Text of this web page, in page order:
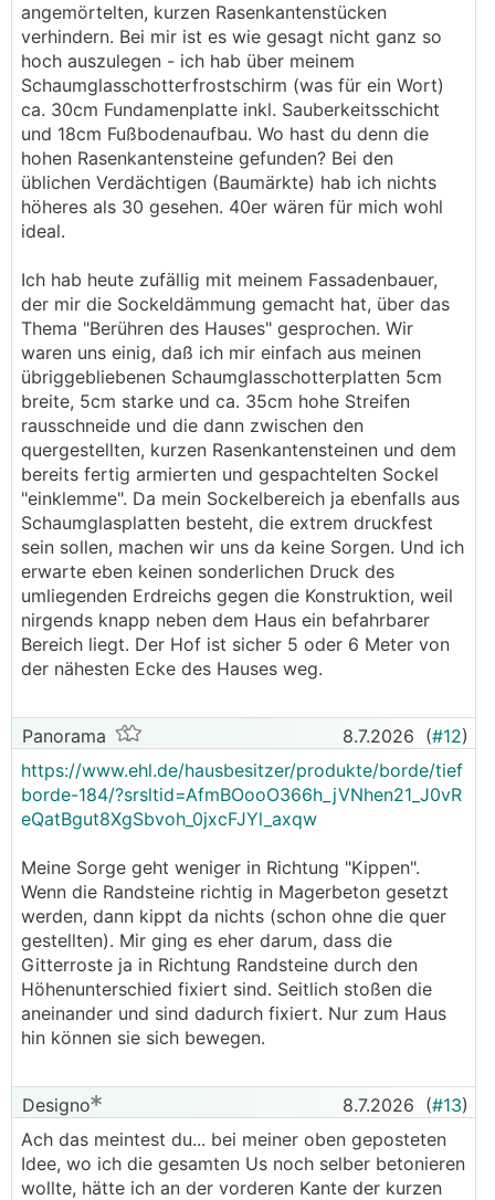
angemörtelten, kurzen Rasenkantenstücken
verhindern. Bei mir ist es wie gesagt nicht ganz so
hoch auszulegen - ich hab über meinem
Schaumglasschotterfrostschirm (was für ein Wort)
ca. 30cm Fundamenplatte inkl. Sauberkeitsschicht
und 18cm Fußbodenaufbau. Wo hast du denn die
hohen Rasenkantensteine gefunden? Bei den
üblichen Verdächtigen (Baumärkte) hab ich nichts
höheres als 30 gesehen. 40er wären für mich wohl
ideal.
Ich hab heute zufällig mit meinem Fassadenbauer,
der mir die Sockeldämmung gemacht hat, über das
Thema "Berühren des Hauses" gesprochen. Wir
waren uns einig, daß ich mir einfach aus meinen
übriggebliebenen Schaumglasschotterplatten 5cm
breite, 5cm starke und ca. 35cm hohe Streifen
rausschneide und die dann zwischen den
quergestellten, kurzen Rasenkantensteinen und dem
bereits fertig armierten und gespachtelten Sockel
"einklemme". Da mein Sockelbereich ja ebenfalls aus
Schaumglasplatten besteht, die extrem druckfest
sein sollen, machen wir uns da keine Sorgen. Und ich
erwarte eben keinen sonderlichen Druck des
umliegenden Erdreichs gegen die Konstruktion, weil
nirgends knapp neben dem Haus ein befahrbarer
Bereich liegt. Der Hof ist sicher 5 oder 6 Meter von
der nähesten Ecke des Hauses weg.
Panorama 8.7.2026 (#12)
https://www.ehl.de/hausbesitzer/produkte/borde/tief
borde-184/?srsltid=AfmBOooO366h_jVNhen21_J0vR
eQatBgut8XgSbvoh_0jxcFJYl_axqw
Meine Sorge geht weniger in Richtung "Kippen".
Wenn die Randsteine richtig in Magerbeton gesetzt
werden, dann kippt da nichts (schon ohne die quer
gestellten). Mir ging es eher darum, dass die
Gitterroste ja in Richtung Randsteine durch den
Höhenunterschied fixiert sind. Seitlich stoßen die
aneinander und sind dadurch fixiert. Nur zum Haus
hin können sie sich bewegen.
Designo 8.7.2026 (#13)
Ach das meintest du... bei meiner oben geposteten
Idee, wo ich die gesamten Us noch selber betonieren
wollte, hätte ich an der vorderen Kante der kurzen